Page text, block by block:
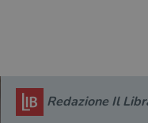
Redazione Il